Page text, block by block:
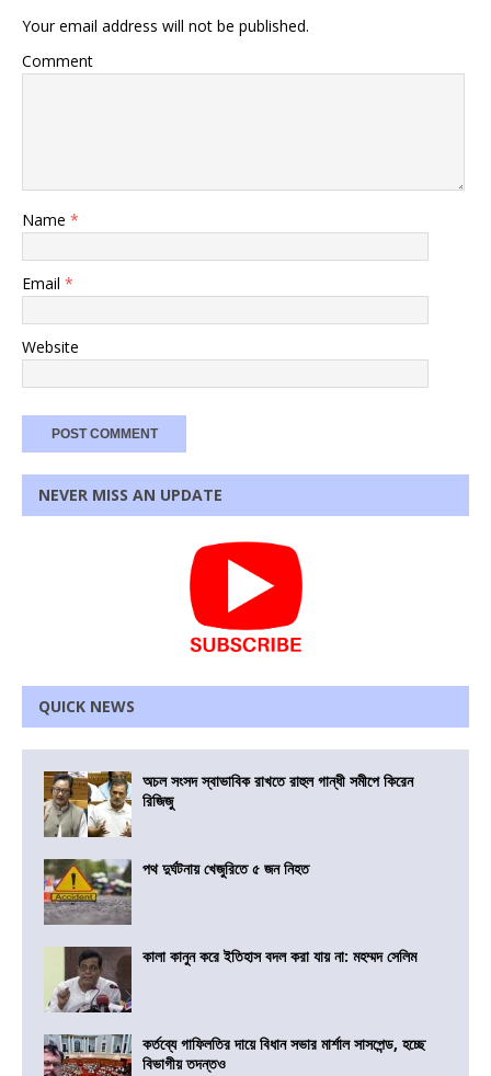
Your email address will not be published.
Comment
Name *
Email *
Website
NEVER MISS AN UPDATE
QUICK NEWS
অচল সংসদ স্বাভাবিক রাখতে রাহুল গান্ধী সমীপে কিরেন
রিজিজু
পথ দুর্ঘটনায় খেজুরিতে ৫ জন নিহত
কালা কানুন করে ইতিহাস বদল করা যায় না: মহম্মদ সেলিম
কর্তব্যে গাফিলতির দায়ে বিধান সভার মার্শাল সাসপেন্ড, হচ্ছে
বিভাগীয় তদন্তও